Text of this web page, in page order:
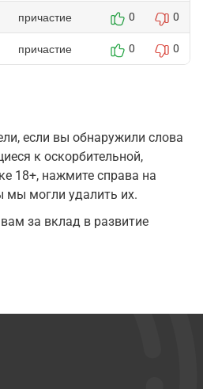
причастие 0 0
причастие 0 0
если вы обнаружили слова
к оскорбительной,
18+, нажмите справа на
мы могли удалить их.
за вклад в развитие